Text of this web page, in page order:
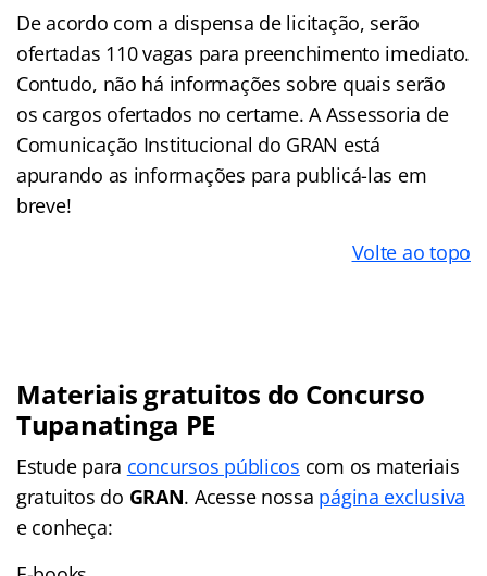
De acordo com a dispensa de licitação, serão
ofertadas 110 vagas para preenchimento imediato.
Contudo, não há informações sobre quais serão
os cargos ofertados no certame. A Assessoria de
Comunicação Institucional do GRAN está
apurando as informações para publicá-las em
breve!
Volte ao topo
Materiais gratuitos do Concurso
Tupanatinga PE
Estude para concursos públicos com os materiais
gratuitos do GRAN. Acesse nossa página exclusiva
e conheça: